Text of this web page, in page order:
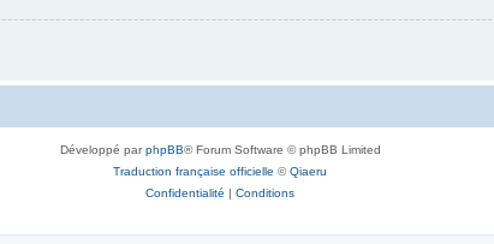
Développé parphpBB® Forum Software © phpBB Limited
Traduction française officielle ©Qiaeru
Confidentialité | Conditions